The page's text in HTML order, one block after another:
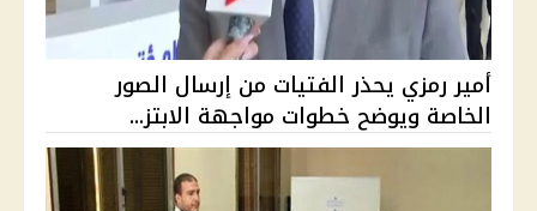
أمير رمزي يحذر الفتيات من إرسال الصور
الخاصة ويوضح خطوات مواجهة الابتز...